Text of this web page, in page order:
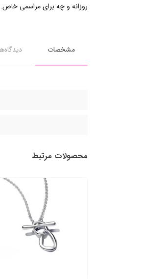
روزانه و چه برای مراسمی خاص.
مشخصات
محصولات مرتبط